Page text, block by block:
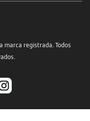
marca registrada. Todos